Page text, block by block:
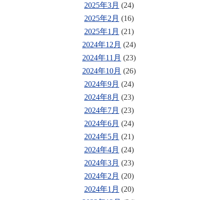
2025年3月 (24)
2025年2月 (16)
2025年1月 (21)
2024年12月 (24)
2024年11月 (23)
2024年10月 (26)
2024年9月 (24)
2024年8月 (23)
2024年7月 (23)
2024年6月 (24)
2024年5月 (21)
2024年4月 (24)
2024年3月 (23)
2024年2月 (20)
2024年1月 (20)